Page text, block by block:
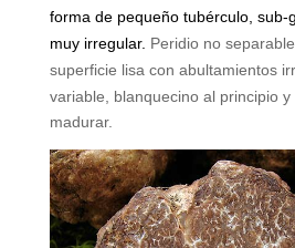
forma de pequeño tubérculo, sub-
muy irregular. Peridio no
superficie lisa con abultamientos
variable, blanquecino al principio
madurar.